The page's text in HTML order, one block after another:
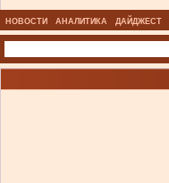
НОВОСТИ АНАЛИТИКА ДАЙДЖЕСТ